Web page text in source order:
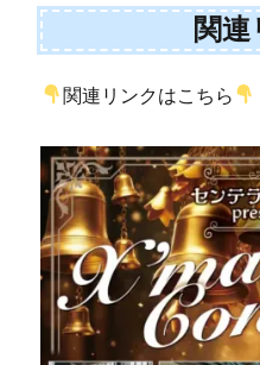
関連
関連リンクはこちら